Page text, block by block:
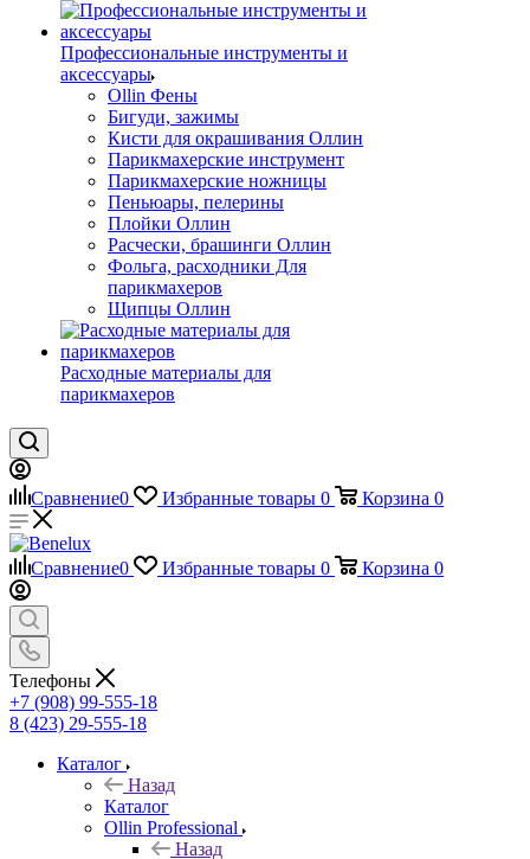
Профессиональные инструменты и
аксессуары
Ollin Фены
Бигуди, зажимы
Кисти для окрашивания Оллин
Парикмахерские инструмент
Парикмахерские ножницы
Пеньюары, пелерины
Плойки Оллин
Расчески, брашинги Оллин
Фольга, расходники Для
парикмахеров
Щипцы Оллин
Расходные материалы для
парикмахеров
Сравнение0 Избранные товары 0 Корзина 0
Сравнение0 Избранные товары 0 Корзина 0
Телефоны
+7 (908) 99-555-18
8 (423) 29-555-18
Каталог
Назад
Каталог
Ollin Professional
Назад